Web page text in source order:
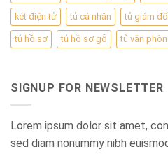
két điện tử tủ cá nhân tủ giám
tủ hồ sơ tủ hồ sơ gỗ tủ văn
SIGNUP FOR NEWSLETTER
Lorem ipsum dolor sit amet,
sed diam nonummy nibh